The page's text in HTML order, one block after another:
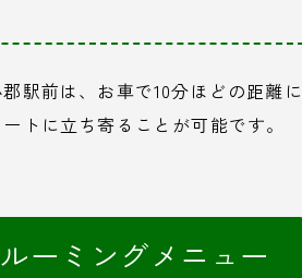
駅前は、お車で10分ほどの距離に
トに立ち寄ることが可能です。
ーミングメニュー